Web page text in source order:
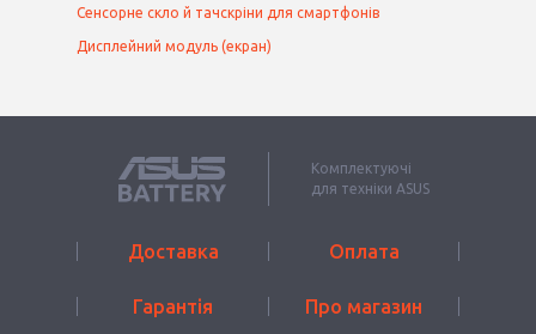
Сенсорне скло й тачскріни для смартфонів
Дисплейний модуль (екран)
Комплектуючі
для техніки ASUS
Доставка Оплата
Гарантія Про магазин